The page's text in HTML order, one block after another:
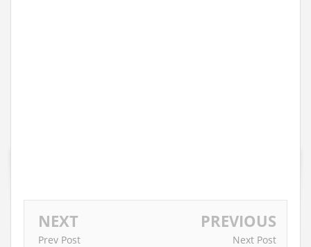
NEXT
Prev Post
PREVIOUS
Next Post